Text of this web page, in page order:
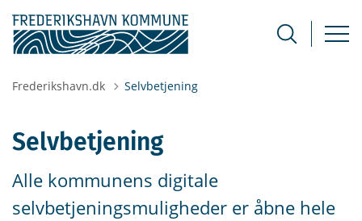
Frederikshavn.dk Selvbetjening
Selvbetjening
Alle kommunens digitale
selvbetjeningsmuligheder er åbne hele